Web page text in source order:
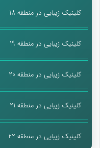
کلینیک زیبایی در منطقه 18
کلینیک زیبایی در منطقه 19
کلینیک زیبایی در منطقه 20
کلینیک زیبایی در منطقه 21
کلینیک زیبایی در منطقه 22